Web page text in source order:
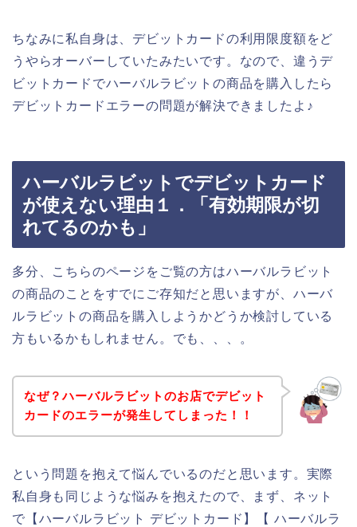
ちなみに私自身は、デビットカードの利用限度額をど
うやらオーバーしていたみたいです。なので、違うデ
ビットカードでハーバルラビットの商品を購入したら
デビットカードエラーの問題が解決できましたよ♪
ハーバルラビットでデビットカード
が使えない理由１．「有効期限が切
れてるのかも」
多分、こちらのページをご覧の方はハーバルラビット
の商品のことをすでにご存知だと思いますが、ハーバ
ルラビットの商品を購入しようかどうか検討している
方もいるかもしれません。でも、、、。
なぜ？ハーバルラビットのお店でデビット
カードのエラーが発生してしまった！！
という問題を抱えて悩んでいるのだと思います。実際
私自身も同じような悩みを抱えたので、まず、ネット
で【ハーバルラビット デビットカード】【 ハーバルラ